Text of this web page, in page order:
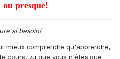
presque!
si besoin!
mieux comprendre qu'apprendre,
cours, vu que vous n'êtes que